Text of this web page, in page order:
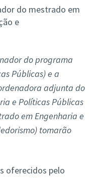
do mestrado em
e
do programa
Públicas) e a
adjunta do
e Políticas Públicas
em Engenharia e
tomarão
oferecidos pelo